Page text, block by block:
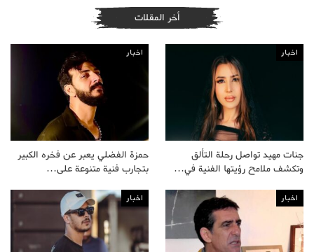
أخر المقلات
اخبار
جنات مهيد تواصل رحلة التألق
وتكشف ملامح رؤيتها الفنية في…
اخبار
حمزة الفضلي يعبر عن فخره الكبير
بتجارب فنية متنوعة على…
اخبار اخبار